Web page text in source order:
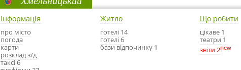
Інформація
про місто
погода
карти
розклад з/д
таксі 6
Житло
готелі 14
готелі 6
бази відпочинку 1
Що робити
цікаве 1
театри 1
звіти 2new